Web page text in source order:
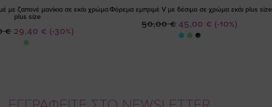
με ζαπονέ μανίκια σε εκάι χρώμα
plus size
(-30%)
Ειδική
Τιμή
29,40 €
€
Φόρεμα εμπριμέ V με δέσιμο σε χρώμα εκάι plus size
(-10%)
Ειδική
Τιμή
45,00 €
50,00 €